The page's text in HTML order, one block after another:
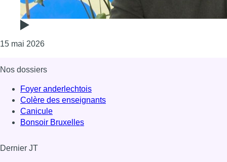
15 mai 2026Consulter l'article "Un Bruxellois en finale de
Nos dossiers
Foyer anderlechtois
Colère des enseignants
Canicule
Bonsoir Bruxelles
Dernier JT